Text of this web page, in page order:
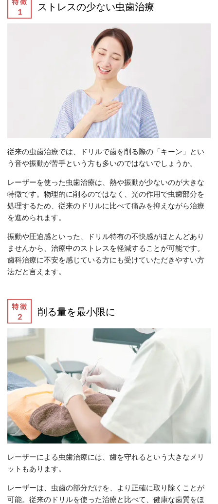
ストレスの少ない虫歯治療
従来の虫歯治療では、ドリルで歯を削る際の「キーン」とい
う音や振動が苦手という方も多いのではないでしょうか。
レーザーを使った虫歯治療は、熱や振動が少ないのが大きな
特徴です。物理的に削るのではなく、光の作用で虫歯部分を
処理するため、従来のドリルに比べて痛みを抑えながら治療
を進められます。
振動や圧迫感といった、ドリル特有の不快感がほとんどあり
ませんから、治療中のストレスを軽減することが可能です。
歯科治療に不安を感じている方にも受けていただきやすい方
法だと言えます。
削る量を最小限に
レーザーによる虫歯治療には、歯を守れるという大きなメリ
ットもあります。
レーザーは、虫歯の部分だけを、より正確に取り除くことが
可能。従来のドリルを使った治療と比べて、健康な歯質をほ